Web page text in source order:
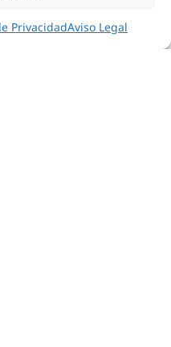
PrivacidadAviso Legal